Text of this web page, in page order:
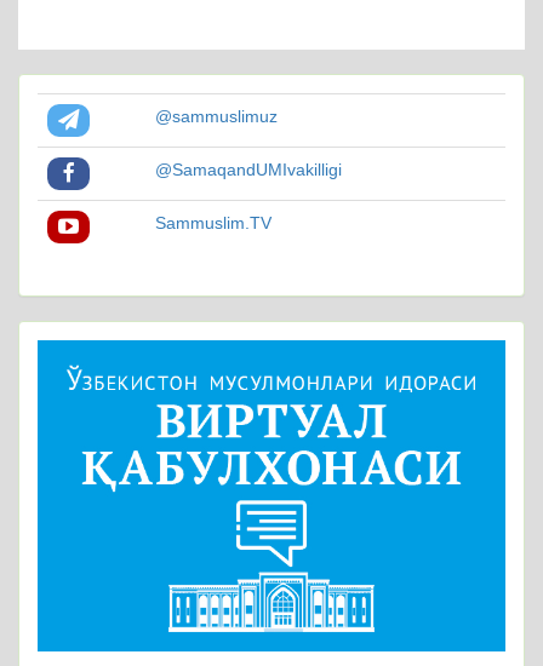
@sammuslimuz
@SamaqandUMIvakilligi
Sammuslim.TV